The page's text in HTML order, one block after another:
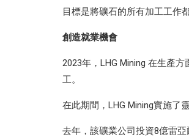
目標是將礦石的所有加工工作
創造就業機會
2023年，LHG Mining 在生產
工。
在此期間，LHG Mining實施了
去年，該礦業公司投資8億雷